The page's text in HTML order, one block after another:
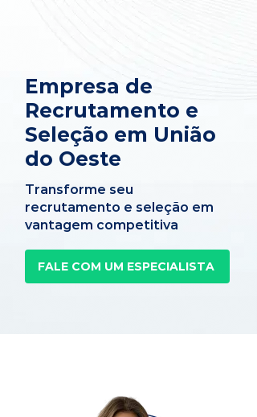
Empresa de
Recrutamento e
Seleção em União
do Oeste
Transforme seu
recrutamento e seleção em
vantagem competitiva
FALE COM UM ESPECIALISTA